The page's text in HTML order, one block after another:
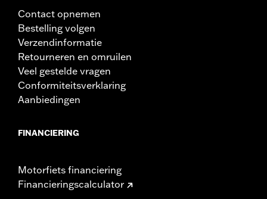
Contact opnemen
Bestelling volgen
Verzendinformatie
Retourneren en omruilen
Veel gestelde vragen
Conformiteitsverklaring
Aanbiedingen
FINANCIERING
Motorfiets financiering
Financieringscalculator